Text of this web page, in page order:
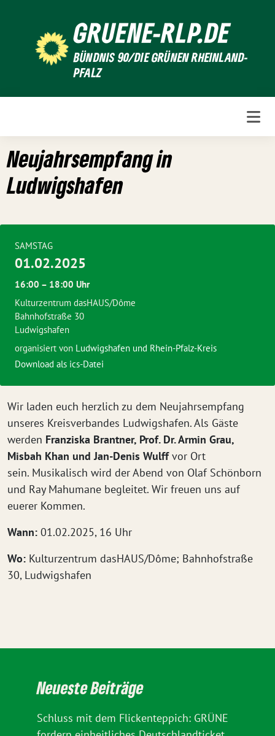
GRUENE-RLP.DE
BÜNDNIS 90/DIE GRÜNEN RHEINLAND-
PFALZ
Neujahrsempfang in
Ludwigshafen
Wir laden euch herzlich zu dem Neujahrsempfang
unseres Kreisverbandes Ludwigshafen. Als Gäste
werden Franziska Brantner, Prof. Dr. Armin Grau,
Misbah Khan und Jan-Denis Wulffvor Ort
sein. Musikalisch wird der Abend von Olaf Schönborn
und Ray Mahumane begleitet. Wir freuen uns auf
euerer Kommen.
Wann: 01.02.2025, 16 Uhr
Wo: Kulturzentrum dasHAUS/Dôme; Bahnhofstraße
30, Ludwigshafen
SAMSTAG
01.02.2025
16:00 – 18:00 Uhr
Kulturzentrum dasHAUS/Dôme
Bahnhofstraße 30
Ludwigshafen
organisiert von Ludwigshafen und Rhein-Pfalz-Kreis
Download als ics-Datei
Neueste Beiträge
Schluss mit dem Flickenteppich: GRÜNE